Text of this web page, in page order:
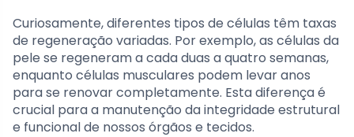
Curiosamente, diferentes tipos de células têm taxas
de regeneração variadas. Por exemplo, as células da
pele se regeneram a cada duas a quatro semanas,
enquanto células musculares podem levar anos
para se renovar completamente. Esta diferença é
crucial para a manutenção da integridade estrutural
e funcional de nossos órgãos e tecidos.